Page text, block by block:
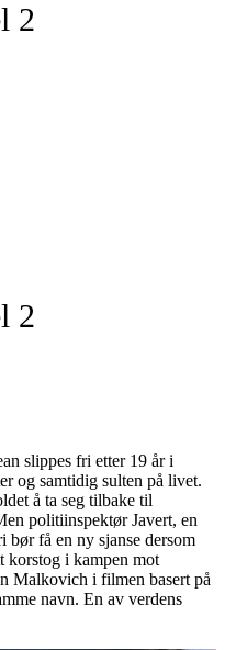
2
2
slippes fri etter 19 år i
og samtidig sulten på livet.
å ta seg tilbake til
politiinspektør Javert, en
bør få en ny sjanse dersom
korstog i kampen mot
Malkovich i filmen basert på
navn. En av verdens